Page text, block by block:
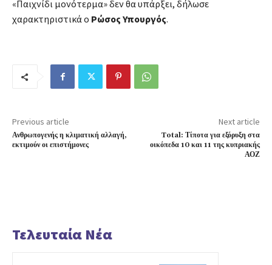
«Παιχνίδι μονότερμα» δεν θα υπάρξει, δήλωσε
χαρακτηριστικά ο Ρώσος Υπουργός.
Previous article
Ανθρωπογενής η κλιματική αλλαγή,
εκτιμούν οι επιστήμονες
Next article
Total: Τίποτα για εξόρυξη στα
οικόπεδα 10 και 11 της κυπριακής
ΑΟΖ
Τελευταία Νέα